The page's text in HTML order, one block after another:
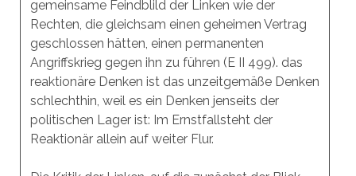
gemeinsame Feindblild der Linken wie der
Rechten, die gleichsam einen geheimen Vertrag
geschlossen hätten, einen permanenten
Angriffskrieg gegen ihn zu führen (E II 499). das
reaktionäre Denken ist das unzeitgemäße Denken
schlechthin, weil es ein Denken jenseits der
politischen Lager ist: Im Ernstfallsteht der
Reaktionär allein auf weiter Flur.